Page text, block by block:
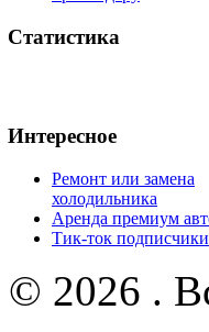
Статистика
Интересное
Ремонт или замена
холодильника
Аренда премиум
Тик-ток подписчики
© 2026 .